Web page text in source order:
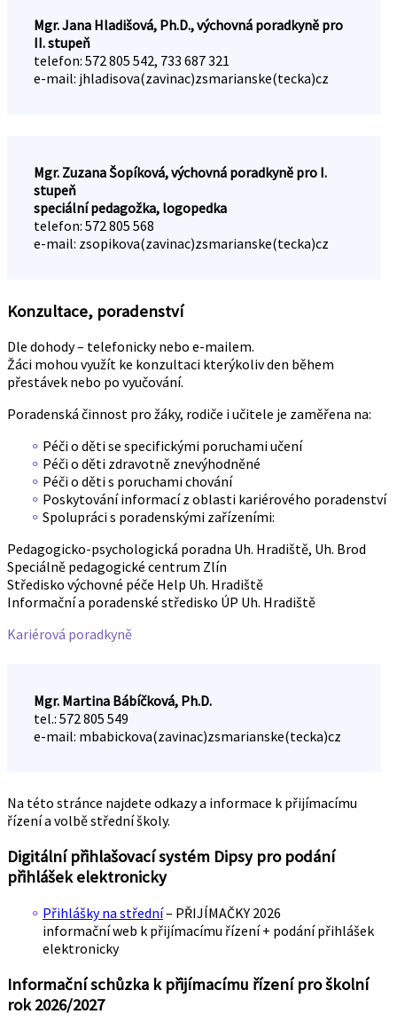
Mgr. Jana Hladišová, Ph.D., výchovná poradkyně pro
II. stupeň
telefon: 572 805 542, 733 687 321
e-mail: jhladisova(zavinac)zsmarianske(tecka)cz
Mgr. Zuzana Šopíková, výchovná poradkyně pro I.
stupeň
speciální pedagožka, logopedka
telefon: 572 805 568
e-mail: zsopikova(zavinac)zsmarianske(tecka)cz
Konzultace, poradenství
Dle dohody – telefonicky nebo e-mailem.
Žáci mohou využít ke konzultaci kterýkoliv den během
přestávek nebo po vyučování.
Poradenská činnost pro žáky, rodiče i učitele je zaměřena na:
Péči o děti se specifickými poruchami učení
Péči o děti zdravotně znevýhodněné
Péči o děti s poruchami chování
Poskytování informací z oblasti kariérového poradenství
Spolupráci s poradenskými zařízeními:
Pedagogicko-psychologická poradna Uh. Hradiště, Uh. Brod
Speciálně pedagogické centrum Zlín
Středisko výchovné péče Help Uh. Hradiště
Informační a poradenské středisko ÚP Uh. Hradiště
Kariérová poradkyně
Mgr. Martina Bábíčková, Ph.D.
tel.: 572 805 549
e-mail: mbabickova(zavinac)zsmarianske(tecka)cz
Na této stránce najdete odkazy a informace k přijímacímu
řízení a volbě střední školy.
Digitální přihlašovací systém Dipsy pro podání
přihlášek elektronicky
Přihlášky na střední– PŘIJÍMAČKY 2026
informační web k přijímacímu řízení + podání přihlášek
elektronicky
Informační schůzka k přijímacímu řízení pro školní
rok 2026/2027